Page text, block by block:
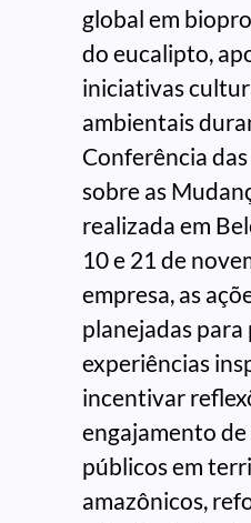
global em
do eucalipto,
iniciativas
ambientais
Conferência
sobre as
realizada em
10 e 21 de
empresa, as
planejadas
experiências
incentivar
engajamento
públicos em
amazônicos,